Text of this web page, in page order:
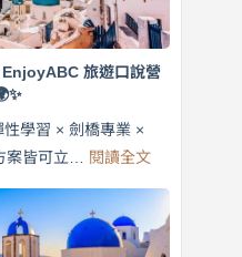
旅遊口說營
性學習 × 劍橋專業 ×
案皆可立… 閱讀全文:
天